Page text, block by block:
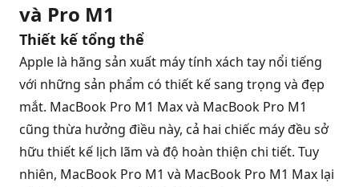
và Pro M1
Thiết kế tổng thể
Apple là hãng sản xuất máy tính xách tay nổi tiếng
với những sản phẩm có thiết kế sang trọng và đẹp
mắt. MacBook Pro M1 Max và MacBook Pro M1
cũng thừa hưởng điều này, cả hai chiếc máy đều sở
hữu thiết kế lịch lãm và độ hoàn thiện chi tiết. Tuy
nhiên, MacBook Pro M1 và MacBook Pro M1 Max lại